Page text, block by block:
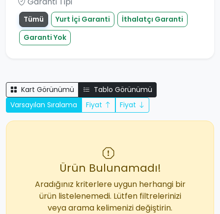
Tümü Yurt İçi Garanti
İthalatçı Garanti
Garanti Yok
Kart Görünümü
Tablo Görünümü
Varsayılan Sıralama
Fiyat Fiyat
Ürün Bulunamadı!
Aradığınız kriterlere uygun herhangi bir
ürün listelenemedi. Lütfen filtrelerinizi
veya arama kelimenizi değiştirin.